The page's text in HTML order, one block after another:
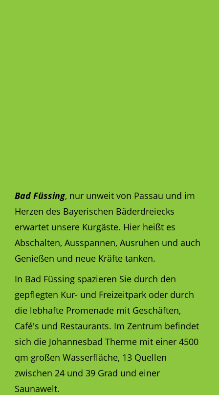
Bad Füssing, nur unweit von Passau und im
Herzen des Bayerischen Bäderdreiecks
erwartet unsere Kurgäste. Hier heißt es
Abschalten, Ausspannen, Ausruhen und auch
Genießen und neue Kräfte tanken.
In Bad Füssing spazieren Sie durch den
gepflegten Kur- und Freizeitpark oder durch
die lebhafte Promenade mit Geschäften,
Café's und Restaurants. Im Zentrum befindet
sich die Johannesbad Therme mit einer 4500
qm großen Wasserfläche, 13 Quellen
zwischen 24 und 39 Grad und einer
Saunawelt.